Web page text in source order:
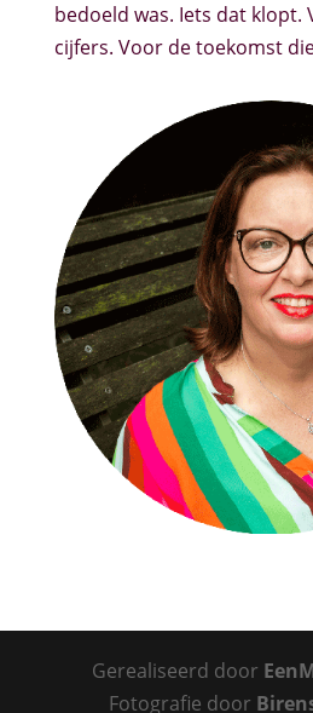
bedoeld was. Iets dat klopt.
cijfers. Voor de toekomst
Gerealiseerd door
Fotografie door